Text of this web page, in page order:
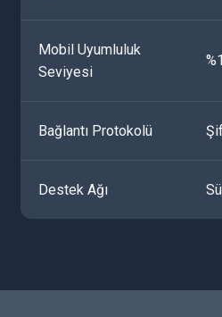
Mobil Uyumluluk
Seviyesi
Bağlantı Protokolü
Destek Ağı